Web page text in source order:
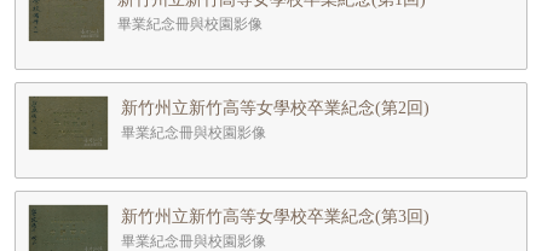
畢業紀念冊與校園影像
新竹州立新竹高等女學校卒業紀念(第2回)
畢業紀念冊與校園影像
新竹州立新竹高等女學校卒業紀念(第3回)
畢業紀念冊與校園影像